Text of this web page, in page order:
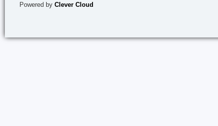
Powered by Clever Cloud